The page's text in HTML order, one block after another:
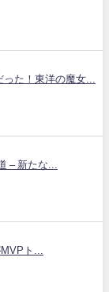
た！東洋の魔女...
– 新たな...
ト...